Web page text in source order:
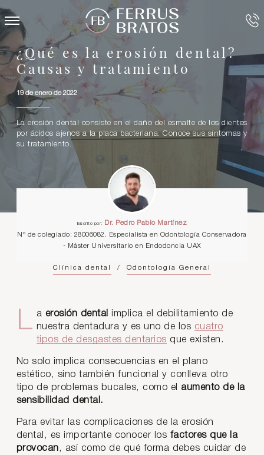
¿Qué es la erosión dental?
Causas y tratamiento
19 de enero de 2022
La erosión dental consiste en el daño del esmalte de los dientes
por ácidos ajenos a la placa bacteriana. Conoce sus síntomas y
su tratamiento.
Escrito por:
Dr. Pedro Pablo Martínez
Nº de colegiado: 28006082. Especialista en Odontología Conservadora
- Máster Universitario en Endodoncia UAX
Clínica dental / Odontología General
La erosión dentalimplica el debilitamiento de
nuestra dentadura y es uno de los cuatro
tipos de desgastes dentarios que existen.
No solo implica consecuencias en el plano
estético, sino también funcional y conlleva otro
tipo de problemas bucales, como el aumento de la
sensibilidad dental.
Para evitar las complicaciones de la erosión
dental, es importante conocer los factores que la
provocan , así como de qué forma debes cuidar de